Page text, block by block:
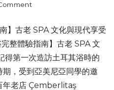
】古老 SPA 文化與現代享受
整體驗指南】古老 SPA 文
得第一次造訪土耳其浴時的
，受到亞美尼亞同學的邀
年老店 Çemberlitaş